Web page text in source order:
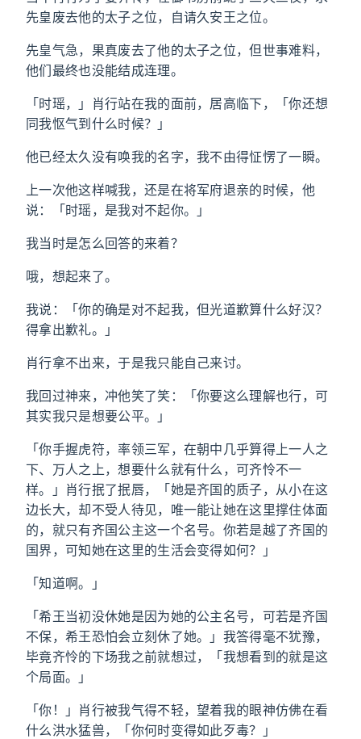
先皇废去他的太子之位，自请久安王之位。
先皇气急，果真废去了他的太子之位，但世事难料，
他们最终也没能结成连理。
「时瑶，」肖行站在我的面前，居高临下，「你还想
同我怄气到什么时候？」
他已经太久没有唤我的名字，我不由得怔愣了一瞬。
上一次他这样喊我，还是在将军府退亲的时候，他
说：「时瑶，是我对不起你。」
我当时是怎么回答的来着？
哦，想起来了。
我说：「你的确是对不起我，但光道歉算什么好汉？
得拿出歉礼。」
肖行拿不出来，于是我只能自己来讨。
我回过神来，冲他笑了笑：「你要这么理解也行，可
其实我只是想要公平。」
「你手握虎符，率领三军，在朝中几乎算得上一人之
下、万人之上，想要什么就有什么，可齐怜不一
样。」肖行抿了抿唇，「她是齐国的质子，从小在这
边长大，却不受人待见，唯一能让她在这里撑住体面
的，就只有齐国公主这一个名号。你若是越了齐国的
国界，可知她在这里的生活会变得如何？」
「知道啊。」
「希王当初没休她是因为她的公主名号，可若是齐国
不保，希王恐怕会立刻休了她。」我答得毫不犹豫，
毕竟齐怜的下场我之前就想过，「我想看到的就是这
个局面。」
「你！」肖行被我气得不轻，望着我的眼神仿佛在看
什么洪水猛兽，「你何时变得如此歹毒？」